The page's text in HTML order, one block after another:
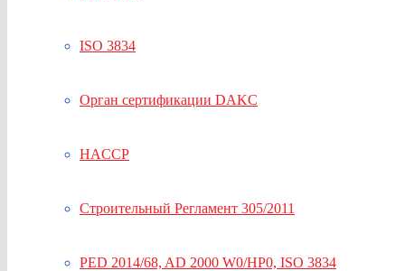
ISO 3834
Орган сертификации DAKC
HACCP
Строительный Регламент 305/2011
PED 2014/68, AD 2000 W0/HP0, ISO 3834